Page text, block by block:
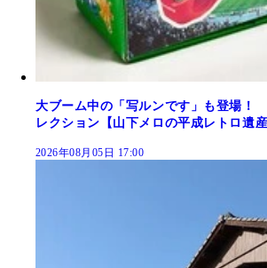
大ブーム中の「写ルンです」も登場！
レクション【山下メロの平成レトロ遺産
2026年08月05日 17:00